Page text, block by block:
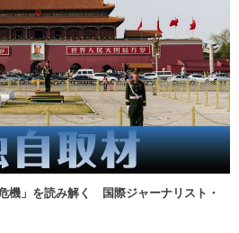
機」を読み解く 国際ジャーナリスト・